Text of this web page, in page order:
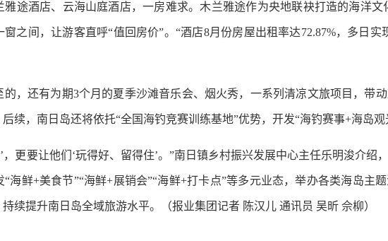
酒店、云海山庭酒店，一房难求。木兰雅途作为央地联袂打造的海洋文
之间，让游客直呼“值回房价”。“酒店8月份房屋出租率达72.87%，多日
还有为期3个月的夏季沙滩音乐会、烟火秀，一系列清凉文旅项目，带
续，南日岛还将依托“全国海钓竞赛训练基地”优势，开发“海钓赛事+海岛观
要让他们‘玩得好、留得住’。”南日镇乡村振兴发展中心主任乐明浚介绍
海鲜+美食节”“海鲜+展销会”“海鲜+打卡点”等多元业态，举办各类海岛主
续提升南日岛全域旅游水平。（报业集团记者 陈汉儿 通讯员 吴昕 佘柳）